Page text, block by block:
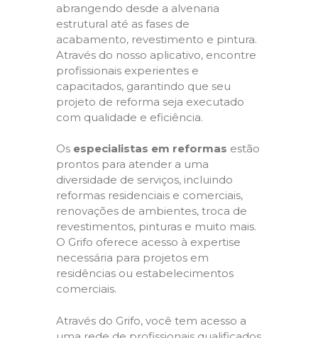
abrangendo desde a alvenaria
estrutural até as fases de
acabamento, revestimento e pintura.
Através do nosso aplicativo, encontre
profissionais experientes e
capacitados, garantindo que seu
projeto de reforma seja executado
com qualidade e eficiência.
Os especialistas em reformas estão
prontos para atender a uma
diversidade de serviços, incluindo
reformas residenciais e comerciais,
renovações de ambientes, troca de
revestimentos, pinturas e muito mais.
O Grifo oferece acesso à expertise
necessária para projetos em
residências ou estabelecimentos
comerciais.
Através do Grifo, você tem acesso a